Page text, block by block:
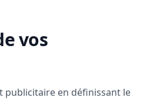
vos
publicitaire en définissant le